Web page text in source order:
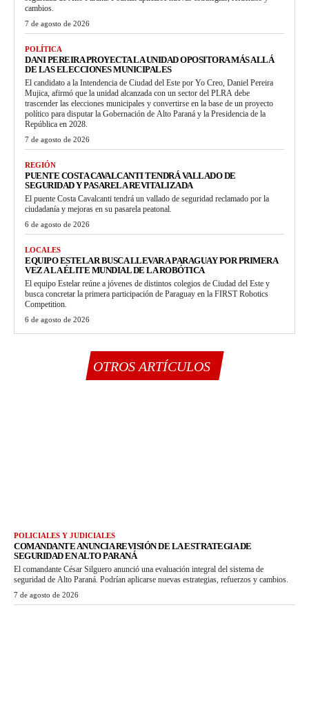
cambios.
7 de agosto de 2026
POLÍTICA
DANI PEREIRA PROYECTA LA UNIDAD OPOSITORA MÁS ALLÁ
DE LAS ELECCIONES MUNICIPALES
El candidato a la Intendencia de Ciudad del Este por Yo Creo, Daniel Pereira
Mujica, afirmó que la unidad alcanzada con un sector del PLRA debe
trascender las elecciones municipales y convertirse en la base de un proyecto
político para disputar la Gobernación de Alto Paraná y la Presidencia de la
República en 2028.
7 de agosto de 2026
REGIÓN
PUENTE COSTA CAVALCANTI TENDRÁ VALLADO DE
SEGURIDAD Y PASARELA REVITALIZADA
El puente Costa Cavalcanti tendrá un vallado de seguridad reclamado por la
ciudadanía y mejoras en su pasarela peatonal.
6 de agosto de 2026
LOCALES
EQUIPO ESTELAR BUSCA LLEVAR A PARAGUAY POR PRIMERA
VEZ A LA ÉLITE MUNDIAL DE LA ROBÓTICA
El equipo Estelar reúne a jóvenes de distintos colegios de Ciudad del Este y
busca concretar la primera participación de Paraguay en la FIRST Robotics
Competition.
6 de agosto de 2026
OTROS ARTÍCULOS
POLICIALES Y JUDICIALES
COMANDANTE ANUNCIA REVISIÓN DE LA ESTRATEGIA DE
SEGURIDAD EN ALTO PARANÁ
El comandante César Silguero anunció una evaluación integral del sistema de
seguridad de Alto Paraná. Podrían aplicarse nuevas estrategias, refuerzos y cambios.
7 de agosto de 2026